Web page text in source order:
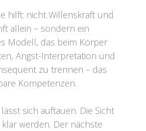
hilft: nicht Willenskraft und
allein – sondern ein
Modell, das beim Körper
Angst-Interpretation und
zu trennen – das
Kompetenzen.
sich auftauen. Die Sicht
werden. Der nächste